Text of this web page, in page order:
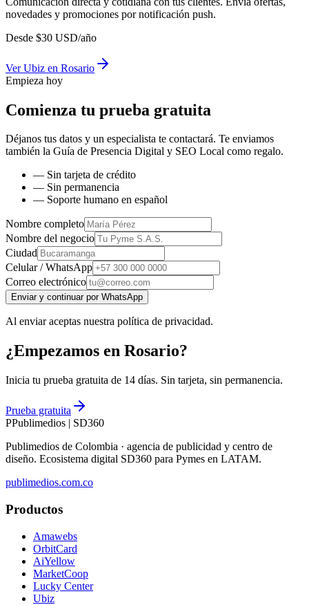
novedades y promociones por notificación push.
Desde $30 USD/año
VerUbiz en Rosario
Empieza hoy
Comienza tu prueba gratuita
Déjanos tus datos y un especialista te contactará. Te enviamos
también la Guía de Presencia Digital y SEO Local como regalo.
— Sin tarjeta de crédito
— Sin permanencia
— Soporte humano en español
Nombre completo
Nombre del negocio
Ciudad
Celular / WhatsApp
Correo electrónico
Enviar y continuar por WhatsApp
Al enviar aceptas nuestra política de privacidad.
¿Empezamos en Rosario?
Inicia tu prueba gratuita de 14 días. Sin tarjeta, sin permanencia.
Prueba gratuita
PPublimedios | SD360
Publimedios de Colombia · agencia de publicidad y centro de
diseño. Ecosistema digital SD360 para Pymes en LATAM.
publimedios.com.co
Productos
Amawebs
OrbitCard
AiYellow
MarketCoop
Lucky Center
Ubiz